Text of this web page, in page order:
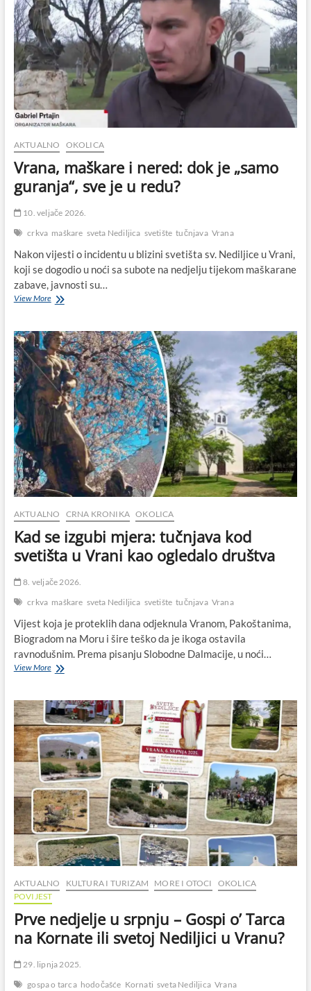
AKTUALNO OKOLICA
Vrana, maškare i nered: dok je „samo
guranja“, sve je u redu?
10. veljače 2026.
crkva maškare sveta Nediljica svetište tučnjava Vrana
Nakon vijesti o incidentu u blizini svetišta sv. Nediljice u Vrani,
koji se dogodio u noći sa subote na nedjelju tijekom maškarane
zabave, javnosti su…
View MoreVrana,
nered:
dok
je
„samo
guranja“,
sve
je
u
redu?
AKTUALNO CRNA KRONIKA OKOLICA
Kad se izgubi mjera: tučnjava kod
svetišta u Vrani kao ogledalo društva
8. veljače 2026.
crkva maškare sveta Nediljica svetište tučnjava Vrana
Vijest koja je proteklih dana odjeknula Vranom, Pakoštanima,
Biogradom na Moru i šire teško da je ikoga ostavila
ravnodušnim. Prema pisanju Slobodne Dalmacije, u noći…
View MoreKad
mjera:
tučnjava
kod
svetišta
u
Vrani
kao
ogledalo
društva
AKTUALNO KULTURA I TURIZAM MORE I OTOCI
OKOLICA
POVIJEST
Prve nedjelje u srpnju – Gospi o’ Tarca
na Kornate ili svetoj Nediljici u Vranu?
29. lipnja 2025.
gospa o tarca hodočašće Kornati sveta Nediljica Vrana